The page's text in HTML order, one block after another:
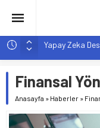
Girişimcilik ve
YZ ile Tüketici
Girişimciler
Bir Tercih
Hindistan’da
Finansal
Anasayfa » Haberler »